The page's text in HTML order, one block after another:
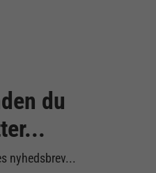
du
nyhedsbrev...